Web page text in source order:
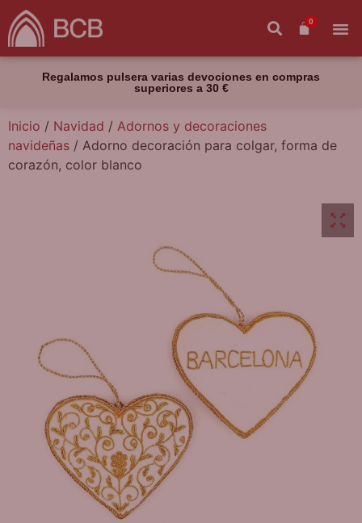
0
Regalamos pulsera varias devociones en compras
superiores a 30 €
Inicio / Navidad / Adornos y decoraciones
navideñas / Adorno decoración para colgar, forma de
corazón, color blanco